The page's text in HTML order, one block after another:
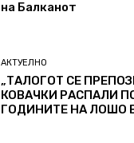
на Балканот
АКТУЕЛНО
„ТАЛОГОТ СЕ
КОВАЧКИ РАСПАЛИ
ГОДИНИТЕ НА ЛОШО